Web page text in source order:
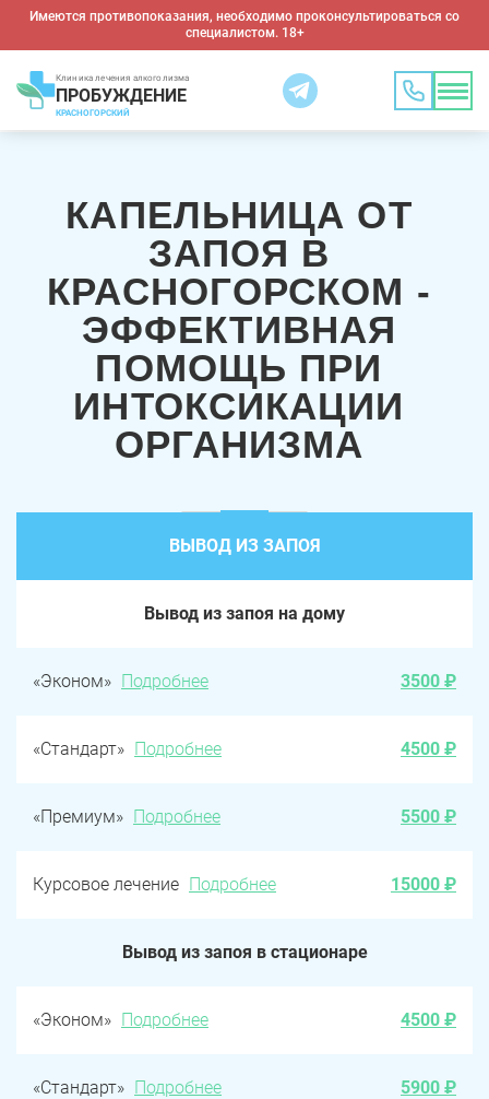
Имеются противопоказания, необходимо проконсультироваться со
специалистом. 18+
Клиника лечения алкоголизма
ПРОБУЖДЕНИЕ
КРАСНОГОРСКИЙ
КАПЕЛЬНИЦА ОТ
ЗАПОЯ В
КРАСНОГОРСКОМ -
ЭФФЕКТИВНАЯ
ПОМОЩЬ ПРИ
ИНТОКСИКАЦИИ
ОРГАНИЗМА
ВЫВОД ИЗ ЗАПОЯ
Вывод из запоя на дому
«Эконом» Подробнее 3500 ₽
«Стандарт» Подробнее 4500 ₽
«Премиум» Подробнее 5500 ₽
Курсовое лечение Подробнее 15000 ₽
Вывод из запоя в стационаре
«Эконом» Подробнее 4500 ₽
«Стандарт» Подробнее 5900 ₽